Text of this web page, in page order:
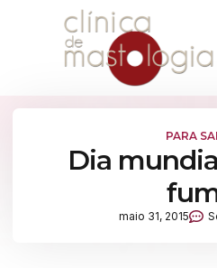
PARA
Dia
maio 31, 2015